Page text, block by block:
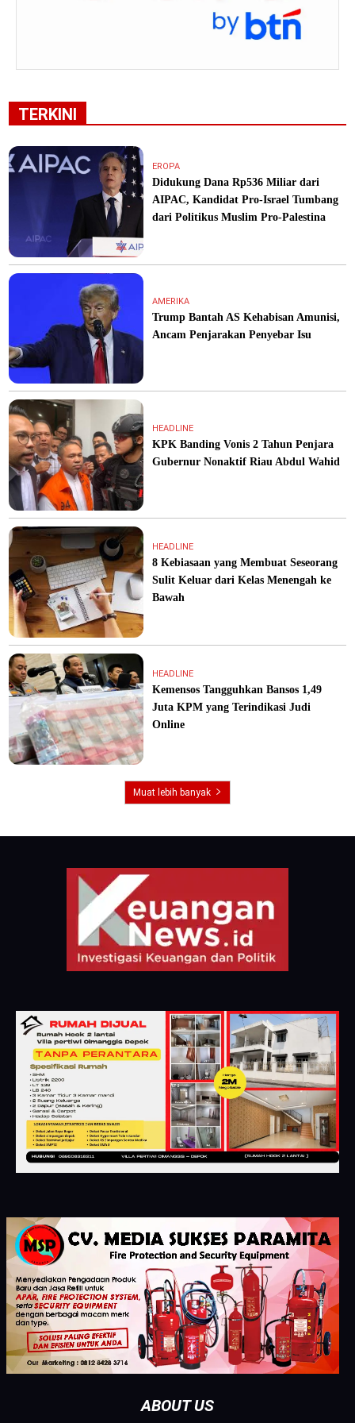
TERKINI
EROPA
Didukung Dana Rp536 Miliar dari
AIPAC, Kandidat Pro-Israel Tumbang
dari Politikus Muslim Pro-Palestina
AMERIKA
Trump Bantah AS Kehabisan Amunisi,
Ancam Penjarakan Penyebar Isu
HEADLINE
KPK Banding Vonis 2 Tahun Penjara
Gubernur Nonaktif Riau Abdul Wahid
HEADLINE
8 Kebiasaan yang Membuat Seseorang
Sulit Keluar dari Kelas Menengah ke
Bawah
HEADLINE
Kemensos Tangguhkan Bansos 1,49
Juta KPM yang Terindikasi Judi
Online
Muat lebih banyak
ABOUT US